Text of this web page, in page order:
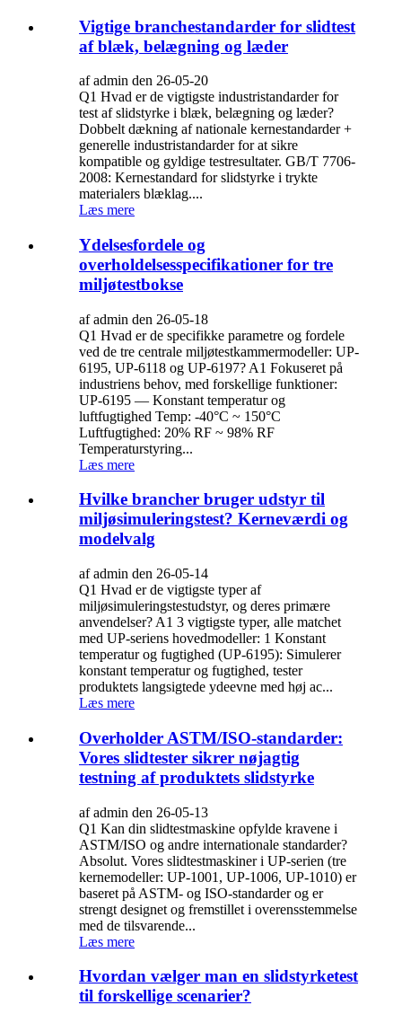
Vigtige branchestandarder for slidtest
af blæk, belægning og læder
af admin den 26-05-20
Q1 Hvad er de vigtigste industristandarder for
test af slidstyrke i blæk, belægning og læder?
Dobbelt dækning af nationale kernestandarder +
generelle industristandarder for at sikre
kompatible og gyldige testresultater. GB/T 7706-
2008: Kernestandard for slidstyrke i trykte
materialers blæklag....
Læs mere
Ydelsesfordele og
overholdelsesspecifikationer for tre
miljøtestbokse
af admin den 26-05-18
Q1 Hvad er de specifikke parametre og fordele
ved de tre centrale miljøtestkammermodeller: UP-
6195, UP-6118 og UP-6197? A1 Fokuseret på
industriens behov, med forskellige funktioner:
UP-6195 — Konstant temperatur og
luftfugtighed Temp: -40°C ~ 150°C
Luftfugtighed: 20% RF ~ 98% RF
Temperaturstyring...
Læs mere
Hvilke brancher bruger udstyr til
miljøsimuleringstest? Kerneværdi og
modelvalg
af admin den 26-05-14
Q1 Hvad er de vigtigste typer af
miljøsimuleringstestudstyr, og deres primære
anvendelser? A1 3 vigtigste typer, alle matchet
med UP-seriens hovedmodeller: 1 Konstant
temperatur og fugtighed (UP-6195): Simulerer
konstant temperatur og fugtighed, tester
produktets langsigtede ydeevne med høj ac...
Læs mere
Overholder ASTM/ISO-standarder:
Vores slidtester sikrer nøjagtig
testning af produktets slidstyrke
af admin den 26-05-13
Q1 Kan din slidtestmaskine opfylde kravene i
ASTM/ISO og andre internationale standarder?
Absolut. Vores slidtestmaskiner i UP-serien (tre
kernemodeller: UP-1001, UP-1006, UP-1010) er
baseret på ASTM- og ISO-standarder og er
strengt designet og fremstillet i overensstemmelse
med de tilsvarende...
Læs mere
Hvordan vælger man en slidstyrketest
til forskellige scenarier?